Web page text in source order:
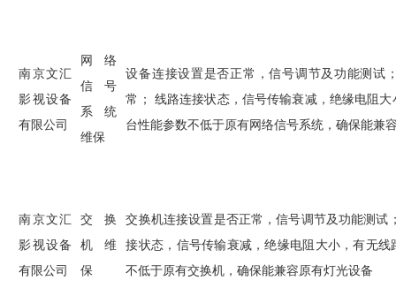
南京文汇
影视设备
有限公司
网络
信号
系统
维保
设备连接设置是否正常，信号调节及功能测试
常； 线路连接状态，信号传输衰减，绝缘电阻
台性能参数不低于原有网络信号系统，确保能兼
南京文汇
影视设备
有限公司
交换
机维
保
交换机连接设置是否正常，信号调节及功能测试
接状态，信号传输衰减，绝缘电阻大小，有无
不低于原有交换机，确保能兼容原有灯光设备